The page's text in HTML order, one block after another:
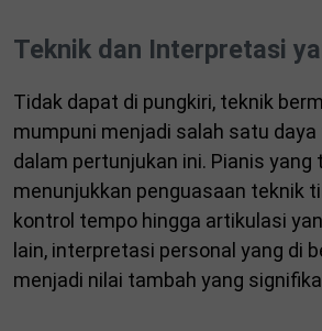
Teknik dan Interpretasi
Tidak dapat di pungkiri, teknik
mumpuni menjadi salah satu
dalam pertunjukan ini. Pianis yang
menunjukkan penguasaan teknik
kontrol tempo hingga artikulasi
lain, interpretasi personal yang di
menjadi nilai tambah yang